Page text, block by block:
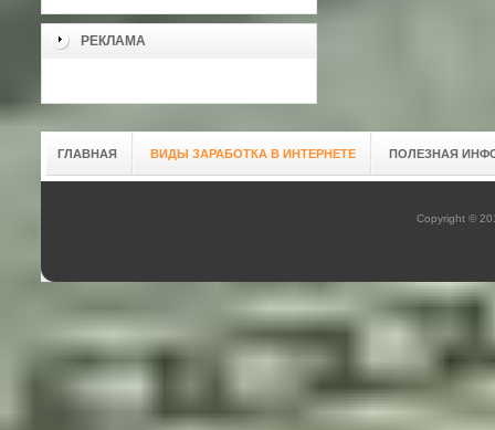
РЕКЛАМА
ГЛАВНАЯ ВИДЫ ЗАРАБОТКА В ИНТЕРНЕТЕ ПОЛЕЗНАЯ
Copyright ©